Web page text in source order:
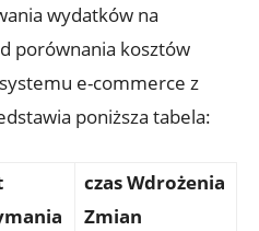
​wydatków na⁣
porównania kosztów
e-commerce z
poniższa tabela:
czas Wdrożenia
Zmian